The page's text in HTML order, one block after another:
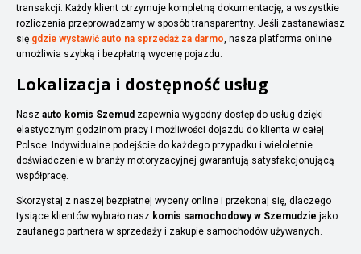
transakcji. Każdy klient otrzymuje kompletną dokumentację, a wszystkie
rozliczenia przeprowadzamy w sposób transparentny. Jeśli zastanawiasz
się gdzie wystawić auto na sprzedaż za darmo, nasza platforma online
umożliwia szybką i bezpłatną wycenę pojazdu.
Lokalizacja i dostępność usług
Nasz auto komis Szemud zapewnia wygodny dostęp do usług dzięki
elastycznym godzinom pracy i możliwości dojazdu do klienta w całej
Polsce. Indywidualne podejście do każdego przypadku i wieloletnie
doświadczenie w branży motoryzacyjnej gwarantują satysfakcjonującą
współpracę.
Skorzystaj z naszej bezpłatnej wyceny online i przekonaj się, dlaczego
tysiące klientów wybrało nasz komis samochodowy w Szemudzie jako
zaufanego partnera w sprzedaży i zakupie samochodów używanych.